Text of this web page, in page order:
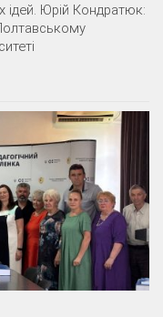
ідей. Юрій Кондратюк: